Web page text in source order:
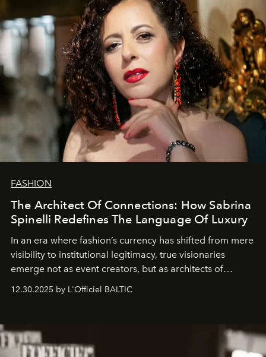
FASHION
The Architect Of Connections: How Sabrina
Spinelli Redefines The Language Of Luxury
In an era where fashion’s currency has shifted from mere
visibility to institutional legitimacy, true visionaries
emerge not as event creators, but as architects of
ecosystems.
Sabrina Spinelli
brand strategist with three decades of mastery in luxury,
framework where creativity, commerce, and culture
converge with surgical precision.
12.30.2025 by L'Officiel BALTIC